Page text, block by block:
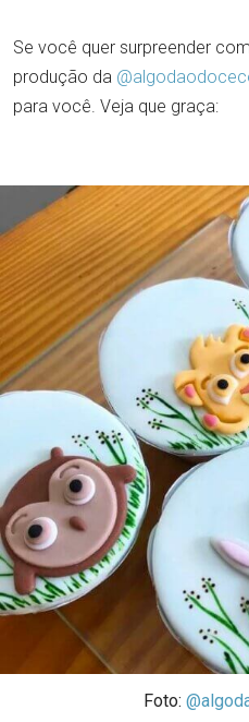
Se você quer surpreender
produção da
para você. Veja que graça:
Foto: